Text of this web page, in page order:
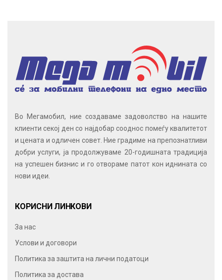
Во Мегамобил, ние создаваме задоволство на нашите
клиенти секој ден со најдобар сооднос помеѓу квалитетот
и цената и одличен совет. Ние градиме на препознатливи
добри услуги, ја продолжуваме 20-годишната традиција
на успешен бизнис и го отвораме патот кон иднината со
нови идеи.
КОРИСНИ ЛИНКОВИ
За нас
Услови и договори
Политика за заштита на лични податоци
Политика за достава